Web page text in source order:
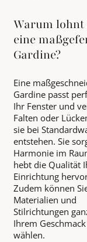
Warum lohnt
eine
Gardine?
Eine
Gardine passt
Ihr Fenster und
Falten oder
sie bei
entstehen. Sie
Harmonie im
hebt die Qualität
Einrichtung
Zudem können
Materialien und
Stilrichtungen
Ihrem Geschmack
wählen.